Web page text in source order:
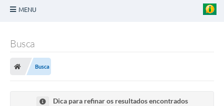
MENU
Turismo
Transparência
Busca
Busca
Dica para refinar os resultados encontrados